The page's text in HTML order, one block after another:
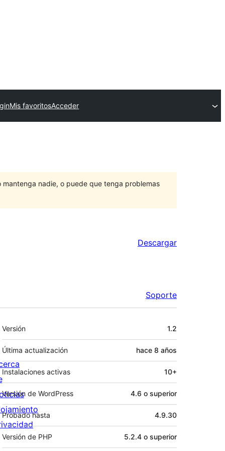
Mis favoritosAcceder
nadie, o puede que tenga problemas
Descargar
Soporte
Meta
Versión 1.2
Última actualización hace 8 años
Instalaciones activas 10+
Versión de WordPress 4.6 o superior
Probado hasta 4.9.30
Versión de PHP 5.2.4 o superior